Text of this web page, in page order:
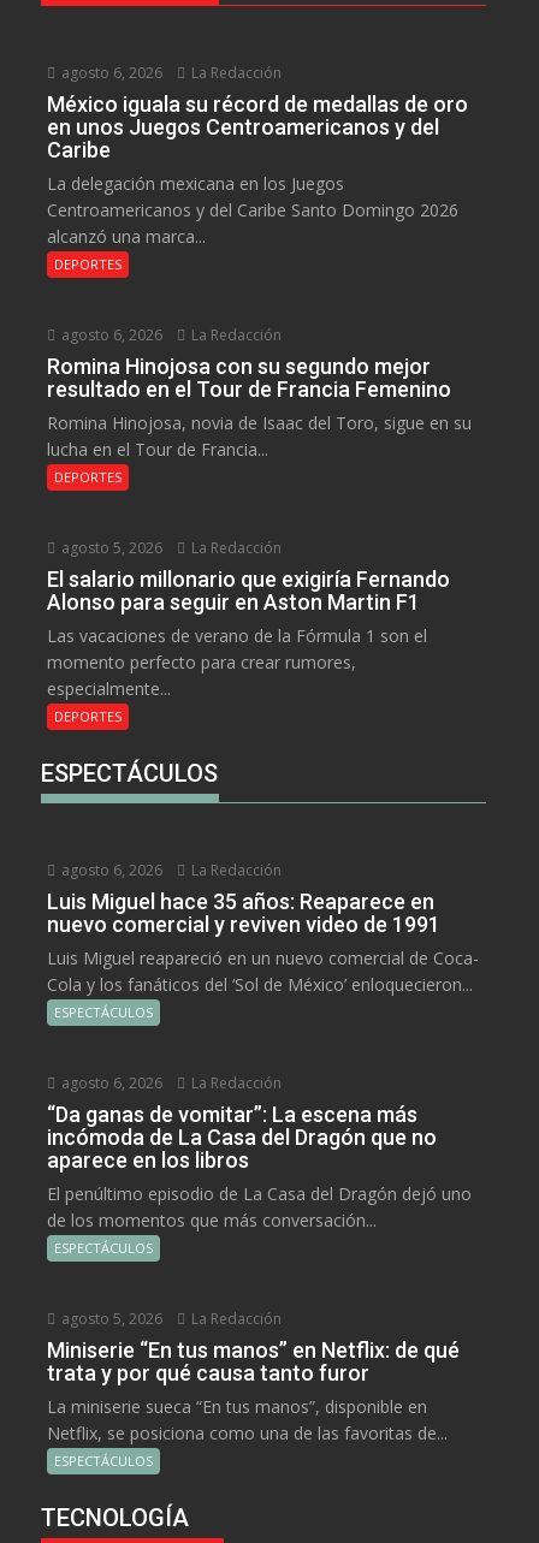
agosto 6, 2026 La Redacción
México iguala su récord de medallas de oro
en unos Juegos Centroamericanos y del
Caribe
La delegación mexicana en los Juegos
Centroamericanos y del Caribe Santo Domingo 2026
alcanzó una marca...
DEPORTES
agosto 6, 2026 La Redacción
Romina Hinojosa con su segundo mejor
resultado en el Tour de Francia Femenino
Romina Hinojosa, novia de Isaac del Toro, sigue en su
lucha en el Tour de Francia...
DEPORTES
agosto 5, 2026 La Redacción
El salario millonario que exigiría Fernando
Alonso para seguir en Aston Martin F1
Las vacaciones de verano de la Fórmula 1 son el
momento perfecto para crear rumores,
especialmente...
DEPORTES
ESPECTÁCULOS
agosto 6, 2026 La Redacción
Luis Miguel hace 35 años: Reaparece en
nuevo comercial y reviven video de 1991
Luis Miguel reapareció en un nuevo comercial de Coca-
Cola y los fanáticos del ‘Sol de México’ enloquecieron...
ESPECTÁCULOS
agosto 6, 2026 La Redacción
“Da ganas de vomitar”: La escena más
incómoda de La Casa del Dragón que no
aparece en los libros
El penúltimo episodio de La Casa del Dragón dejó uno
de los momentos que más conversación...
ESPECTÁCULOS
agosto 5, 2026 La Redacción
Miniserie “En tus manos” en Netflix: de qué
trata y por qué causa tanto furor
La miniserie sueca “En tus manos”, disponible en
Netflix, se posiciona como una de las favoritas de...
ESPECTÁCULOS
TECNOLOGÍA